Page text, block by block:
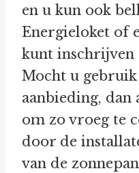
en u kun ook
Energieloket of
kunt inschrijven
Mocht u gebruik
aanbieding, dan
om zo vroeg te
door de
van de